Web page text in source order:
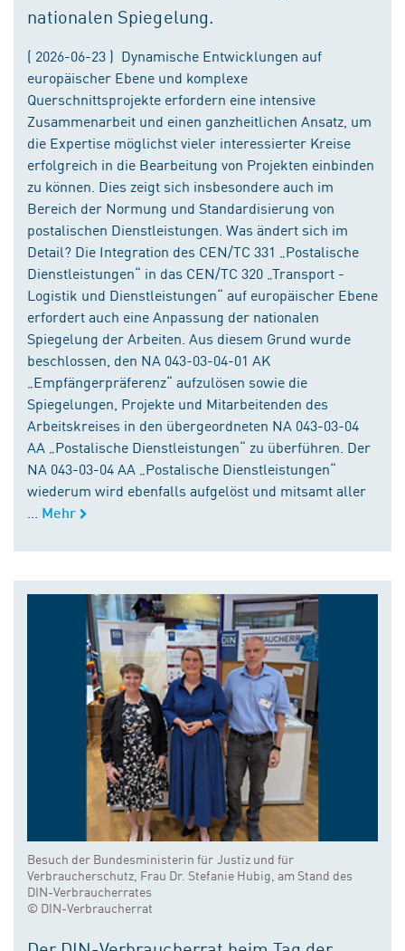
nationalen Spiegelung.
( 2026-06-23 ) Dynamische Entwicklungen auf
europäischer Ebene und komplexe
Querschnittsprojekte erfordern eine intensive
Zusammenarbeit und einen ganzheitlichen Ansatz, um
die Expertise möglichst vieler interessierter Kreise
erfolgreich in die Bearbeitung von Projekten einbinden
zu können. Dies zeigt sich insbesondere auch im
Bereich der Normung und Standardisierung von
postalischen Dienstleistungen. Was ändert sich im
Detail? Die Integration des CEN/TC 331 „Postalische
Dienstleistungen“ in das CEN/TC 320 „Transport -
Logistik und Dienstleistungen“ auf europäischer Ebene
erfordert auch eine Anpassung der nationalen
Spiegelung der Arbeiten. Aus diesem Grund wurde
beschlossen, den NA 043-03-04-01 AK
„Empfängerpräferenz“ aufzulösen sowie die
Spiegelungen, Projekte und Mitarbeitenden des
Arbeitskreises in den übergeordneten NA 043-03-04
AA „Postalische Dienstleistungen“ zu überführen. Der
NA 043-03-04 AA „Postalische Dienstleistungen“
wiederum wird ebenfalls aufgelöst und mitsamt aller
Mehr
Besuch der Bundesministerin für Justiz und für
Verbraucherschutz, Frau Dr. Stefanie Hubig, am Stand des
DIN-Verbraucherrates
© DIN-Verbraucherrat